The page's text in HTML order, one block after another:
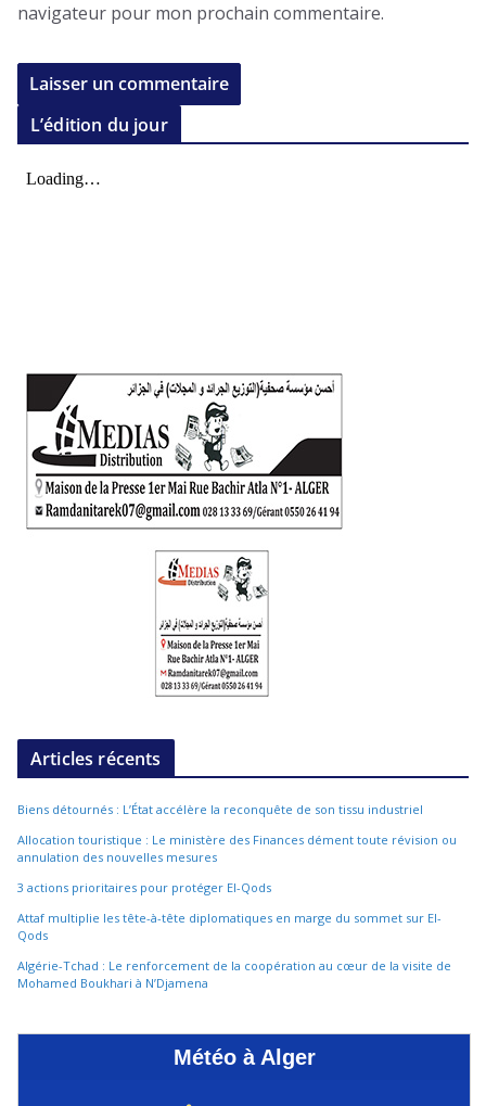
navigateur pour mon prochain commentaire.
L’édition du jour
Articles récents
Biens détournés : L’État accélère la reconquête de son tissu industriel
Allocation touristique : Le ministère des Finances dément toute révision ou
annulation des nouvelles mesures
3 actions prioritaires pour protéger El-Qods
Attaf multiplie les tête-à-tête diplomatiques en marge du sommet sur El-
Qods
Algérie-Tchad : Le renforcement de la coopération au cœur de la visite de
Mohamed Boukhari à N’Djamena
Météo à Alger